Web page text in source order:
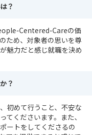
？
Centered-Careの価
ため、対象者の思いを尊
魅力だと感じ就職を決め
？
初めて行うこと、不安な
てくださいます。また、
ートをしてくださるの